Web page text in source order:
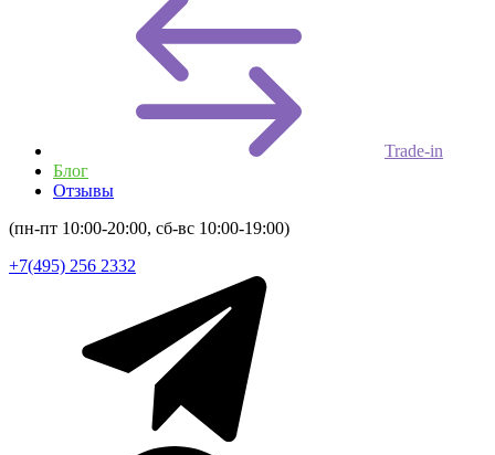
Trade-in
Блог
Отзывы
(пн-пт 10:00-20:00, сб-вс 10:00-19:00)
+7(495) 256 2332